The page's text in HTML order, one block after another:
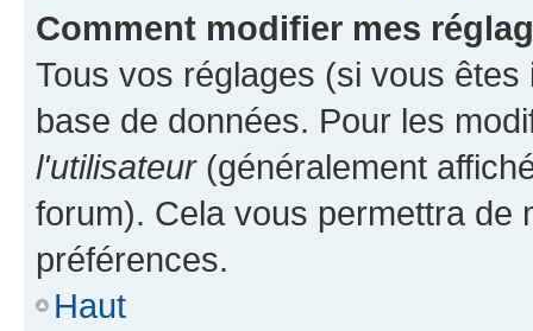
Comment modifier mes
Tous vos réglages (si vous
base de données. Pour les
l'utilisateur(généralement
forum). Cela vous permettra de
préférences.
Haut